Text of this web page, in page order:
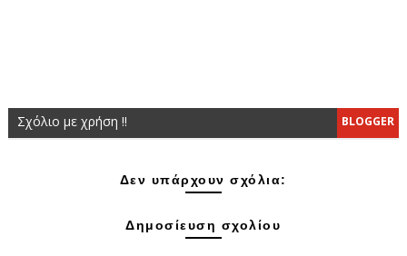
BLOGGER
Σχόλιο με χρήση !!
Δεν υπάρχουν σχόλια:
Δημοσίευση σχολίου